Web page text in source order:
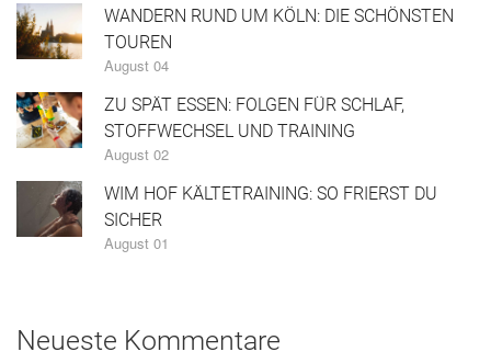
WANDERN RUND UM KÖLN: DIE SCHÖNSTEN
TOUREN
August 04
ZU SPÄT ESSEN: FOLGEN FÜR SCHLAF,
STOFFWECHSEL UND TRAINING
August 02
WIM HOF KÄLTETRAINING: SO FRIERST DU
SICHER
August 01
Neueste Kommentare